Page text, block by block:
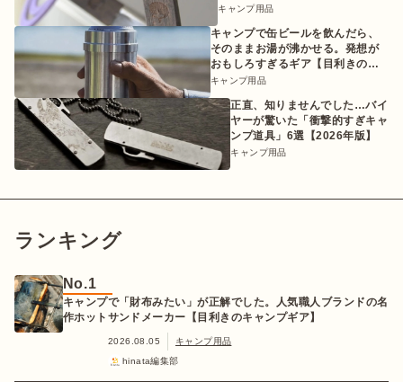
etc.】
キャンプ用品
キャンプで缶ビールを飲んだら、
そのままお湯が沸かせる。発想が
おもしろすぎるギア【目利きのキ
ャンプギア】
キャンプ用品
正直、知りませんでした…バイ
ヤーが驚いた「衝撃的すぎキャ
ンプ道具」6選【2026年版】
キャンプ用品
ランキング
No.1
キャンプで「財布みたい」が正解でした。人気職人ブランドの名
作ホットサンドメーカー【目利きのキャンプギア】
2026.08.05
キャンプ用品
hinata編集部